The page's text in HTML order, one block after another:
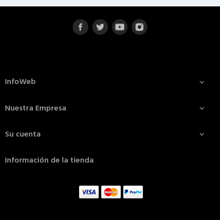
InfoWeb 
Nuestra Empresa 
Su cuenta 
Información de la tienda